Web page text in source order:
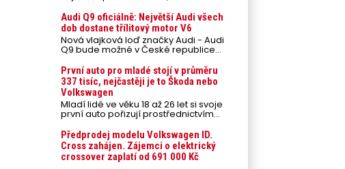
přímém slunci může během letních
veder rozpálit až na 80 °C. Takové
teploty představují nebezpečí pro
odložené mobilní telefony,
powerbanky nebo notebooky. Můžou
urychlit stárnutí baterií, poškodit
případech i zvýšit riziko požáru.
Audi Q9 oficiálně: Největší Audi všech
dob dostane třílitový motor V6
Nová vlajková loď značky Audi - Audi
Q9 bude možné v České republice
objednávat od prvního srpnového
týdne 2026, kde budou oznámeny
také české ceny.
První auto pro mladé stojí v průměru
337 tisíc, nejčastěji je to Škoda nebo
Volkswagen
Mladí lidé ve věku 18 až 26 let si svoje
první auto pořizují prostřednictvím
úvěrového financování jako ojeté. Je
to tak u 93,3 % lidí, jen 6,7 % si pořídí
nové auto. Průměrná pořizovací
cena vozu dosahuje 337 tisíc korun a
průměrná financovaná částka
Předprodej modelu Volkswagen ID.
Cross zahájen. Zájemci o elektrický
crossover zaplatí od 691 000 Kč